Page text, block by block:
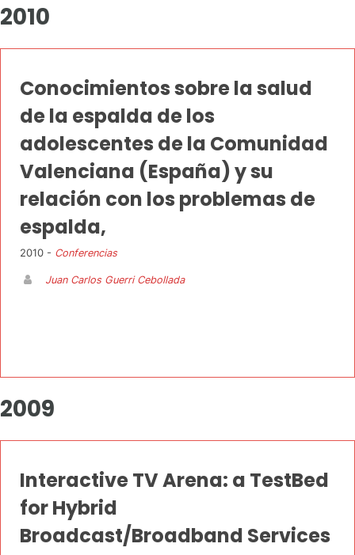
2010
Conocimientos sobre la salud
de la espalda de los
adolescentes de la Comunidad
Valenciana (España) y su
relación con los problemas de
espalda,
2010 - Conferencias
Juan Carlos Guerri Cebollada
2009
Interactive TV Arena: a TestBed
for Hybrid
Broadcast/Broadband Services